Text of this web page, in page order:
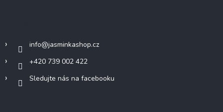
info@jasminkashop.cz
+420 739 002 422
Sledujte nás na facebooku